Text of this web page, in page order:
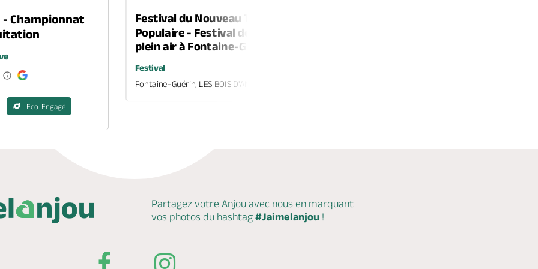
- Championnat
Eco-Engagé
Festival du Nouveau Théâtre
Populaire - Festival de théâtre en
plein air à Fontaine-Guérin
Festival
Fontaine-Guérin, LES BOIS D'ANJOU
Partagez votre Anjou avec nous en marquant
vos photos du hashtag #Jaimelanjou !